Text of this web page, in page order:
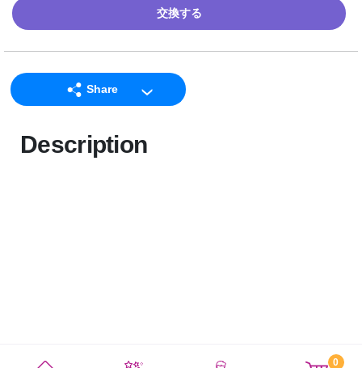
交換する
Share
Facebook
Description
0